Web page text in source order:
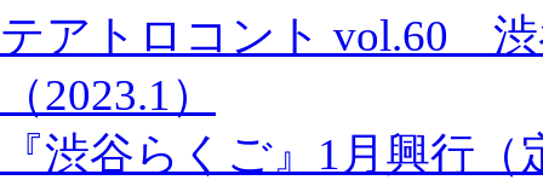
テアトロコント vol.60
（2023.1）
『渋谷らくご』1月興行